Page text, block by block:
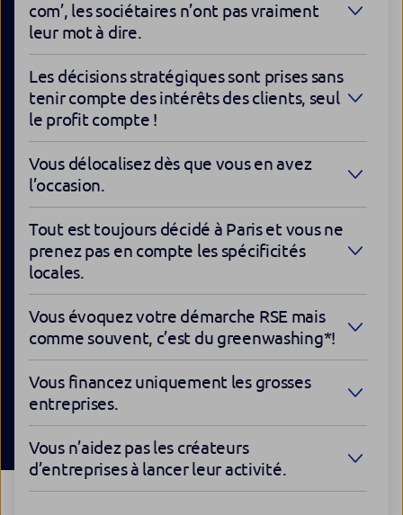
com’, les sociétaires n’ont pas vraiment
leur mot à dire.
Les décisions stratégiques sont prises sans
tenir compte des intérêts des clients, seul
le profit compte !
Vous délocalisez dès que vous en avez
l’occasion.
Tout est toujours décidé à Paris et vous ne
prenez pas en compte les spécificités
locales.
Vous évoquez votre démarche RSE mais
comme souvent, c’est du greenwashing*!
Vous financez uniquement les grosses
entreprises.
Vous n’aidez pas les créateurs
d’entreprises à lancer leur activité.